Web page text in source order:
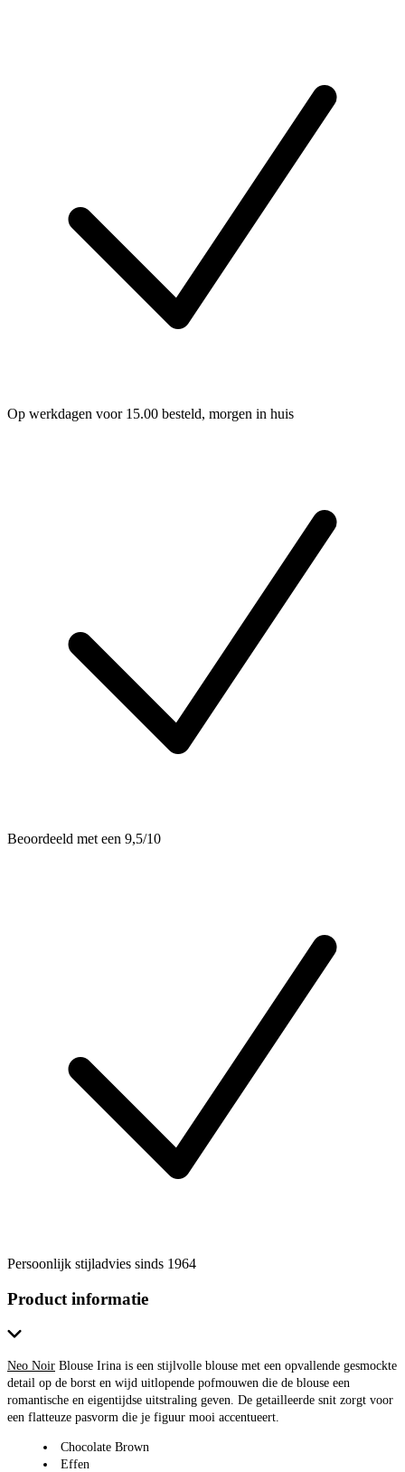
Op werkdagen voor 15.00 besteld, morgen in huis
Beoordeeld met een 9,5/10
Persoonlijk stijladvies sinds 1964
Product informatie
Neo Noir Blouse Irina is een stijlvolle blouse met een opvallende gesmockte
detail op de borst en wijd uitlopende pofmouwen die de blouse een
romantische en eigentijdse uitstraling geven. De getailleerde snit zorgt voor
een flatteuze pasvorm die je figuur mooi accentueert.
Chocolate Brown
Effen